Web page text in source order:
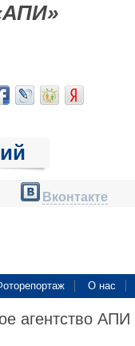
Вконтакте
О нас
агентство